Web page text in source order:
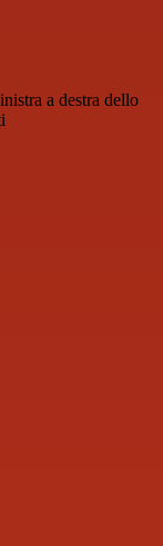
a destra dello